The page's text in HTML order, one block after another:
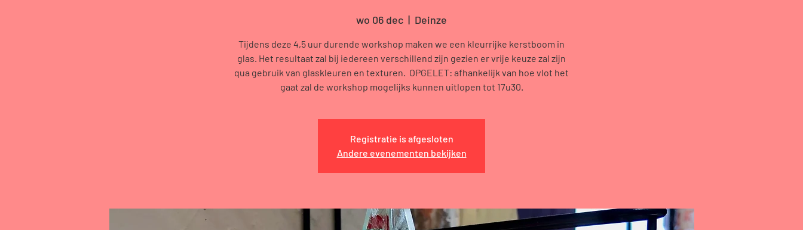
wo 06 dec
  |
Deinze
Tijdens deze 4,5 uur durende workshop maken we een kleurrijke kerstboom in
glas. Het resultaat zal bij iedereen verschillend zijn gezien er vrije keuze zal zijn
qua gebruik van glaskleuren en texturen. OPGELET: afhankelijk van hoe vlot het
gaat zal de workshop mogelijks kunnen uitlopen tot 17u30.
Registratie is afgesloten
Andere evenementen bekijken